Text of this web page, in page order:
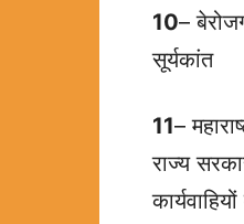
10–
सूर्यकांत
11–
राज्य